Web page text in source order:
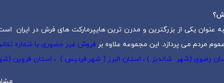
عنوان یکی از بزرگترین و مدرن ترین هایپرمارکت های فرش در ایران
مردم می پردازد. این مجموعه علاوه بر
رضوی (شهر شاندیز ) ، استان البرز ( شهر:فردیس ) ، استان قزوین